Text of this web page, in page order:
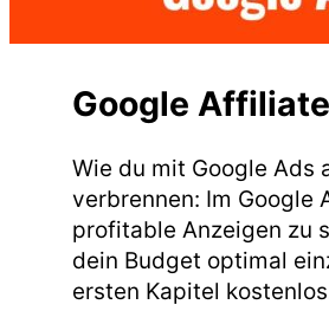
Google
Wie du mit Google Ads
verbrennen: Im Google
profitable Anzeigen zu
dein Budget optimal
ersten Kapitel